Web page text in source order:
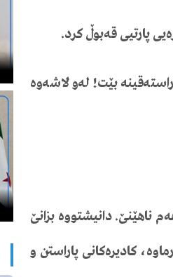
پارتیی قەبوڵکرد.
راستەقینە بێت! لەولاشەوە
ناهێنێ.دانیشتووە بزانێ
کادیرەکانی پاراستن و